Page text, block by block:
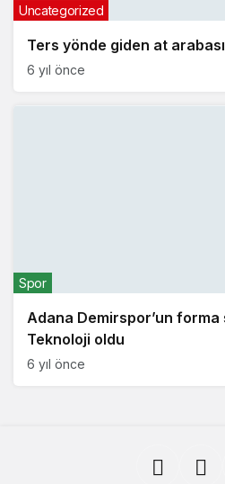
Ters yönde giden at
Uncategorized
6 yıl önce
Adana Demirspor’un
Teknoloji oldu
Spor
6 yıl önce